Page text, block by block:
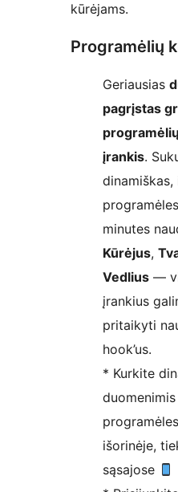
kūrėjams.
Programėlių
Geriausias
pagrįstas
įrankis.
minutes
Kūrėjus,
Vedlius —
įrankius
pritaikyti
hook’us.
* Kurkite
išorinėje,
sąsajose